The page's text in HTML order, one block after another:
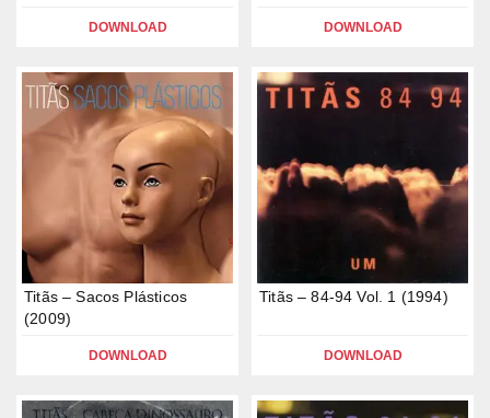
DOWNLOAD DOWNLOAD
Titãs – Sacos Plásticos
(2009)
DOWNLOAD
Titãs – 84-94 Vol. 1 (1994)
DOWNLOAD